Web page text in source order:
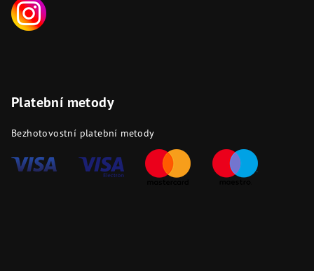
Platební metody
Bezhotovostní platební metody